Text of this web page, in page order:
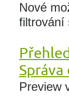
Nové
filtrování
Preview